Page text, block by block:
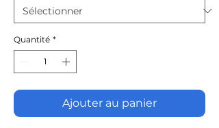
Quantité *
Ajouter au panier